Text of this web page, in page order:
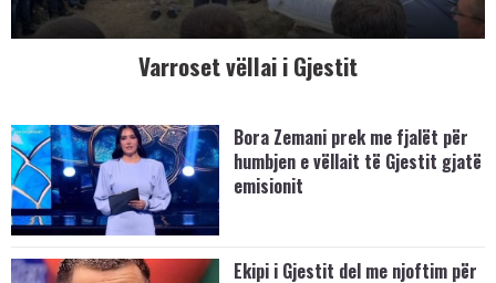
Varroset vëllai i Gjestit
Bora Zemani prek me fjalët për
humbjen e vëllait të Gjestit gjatë
emisionit
Ekipi i Gjestit del me njoftim për